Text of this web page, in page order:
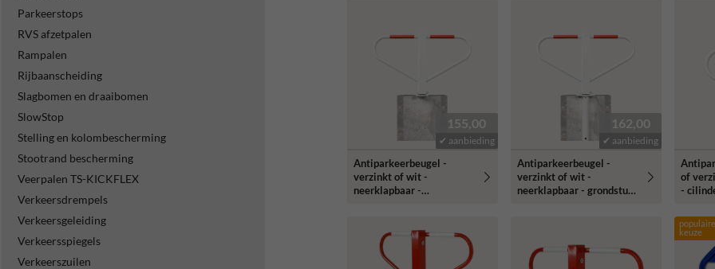
Parkeerstops
RVS afzetpalen
Rampalen
Rijbaanscheiding
Slagbomen en draaibomen
SlowStop
Stelling en kolombescherming
Stootrand bescherming
Veerpalen TS-KICKFLEX
Verkeersdrempels
Verkeersgeleiding
Verkeersspiegels
Verkeerszuilen
155,00
✔ aanbieding
Antiparkeerbeugel -
verzinkt of wit -
neerklapbaar -
162,00
✔ aanbieding
Antiparkeerbeugel -
verzinkt of wit -
neerklapbaar - grondstuk
of
-
populaire
keuze